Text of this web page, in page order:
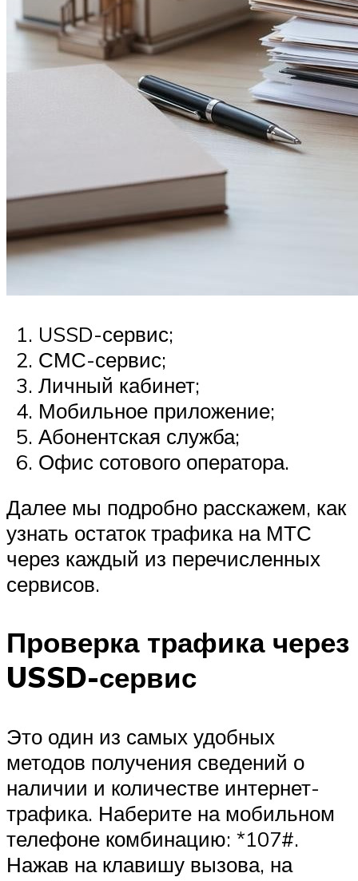
USSD-сервис;
СМС-сервис;
Личный кабинет;
Мобильное приложение;
Абонентская служба;
Офис сотового оператора.
Далее мы подробно расскажем, как
узнать остаток трафика на МТС
через каждый из перечисленных
сервисов.
Проверка трафика через
USSD-сервис
Это один из самых удобных
методов получения сведений о
наличии и количестве интернет-
трафика. Наберите на мобильном
телефоне комбинацию: *107#.
Нажав на клавишу вызова, на